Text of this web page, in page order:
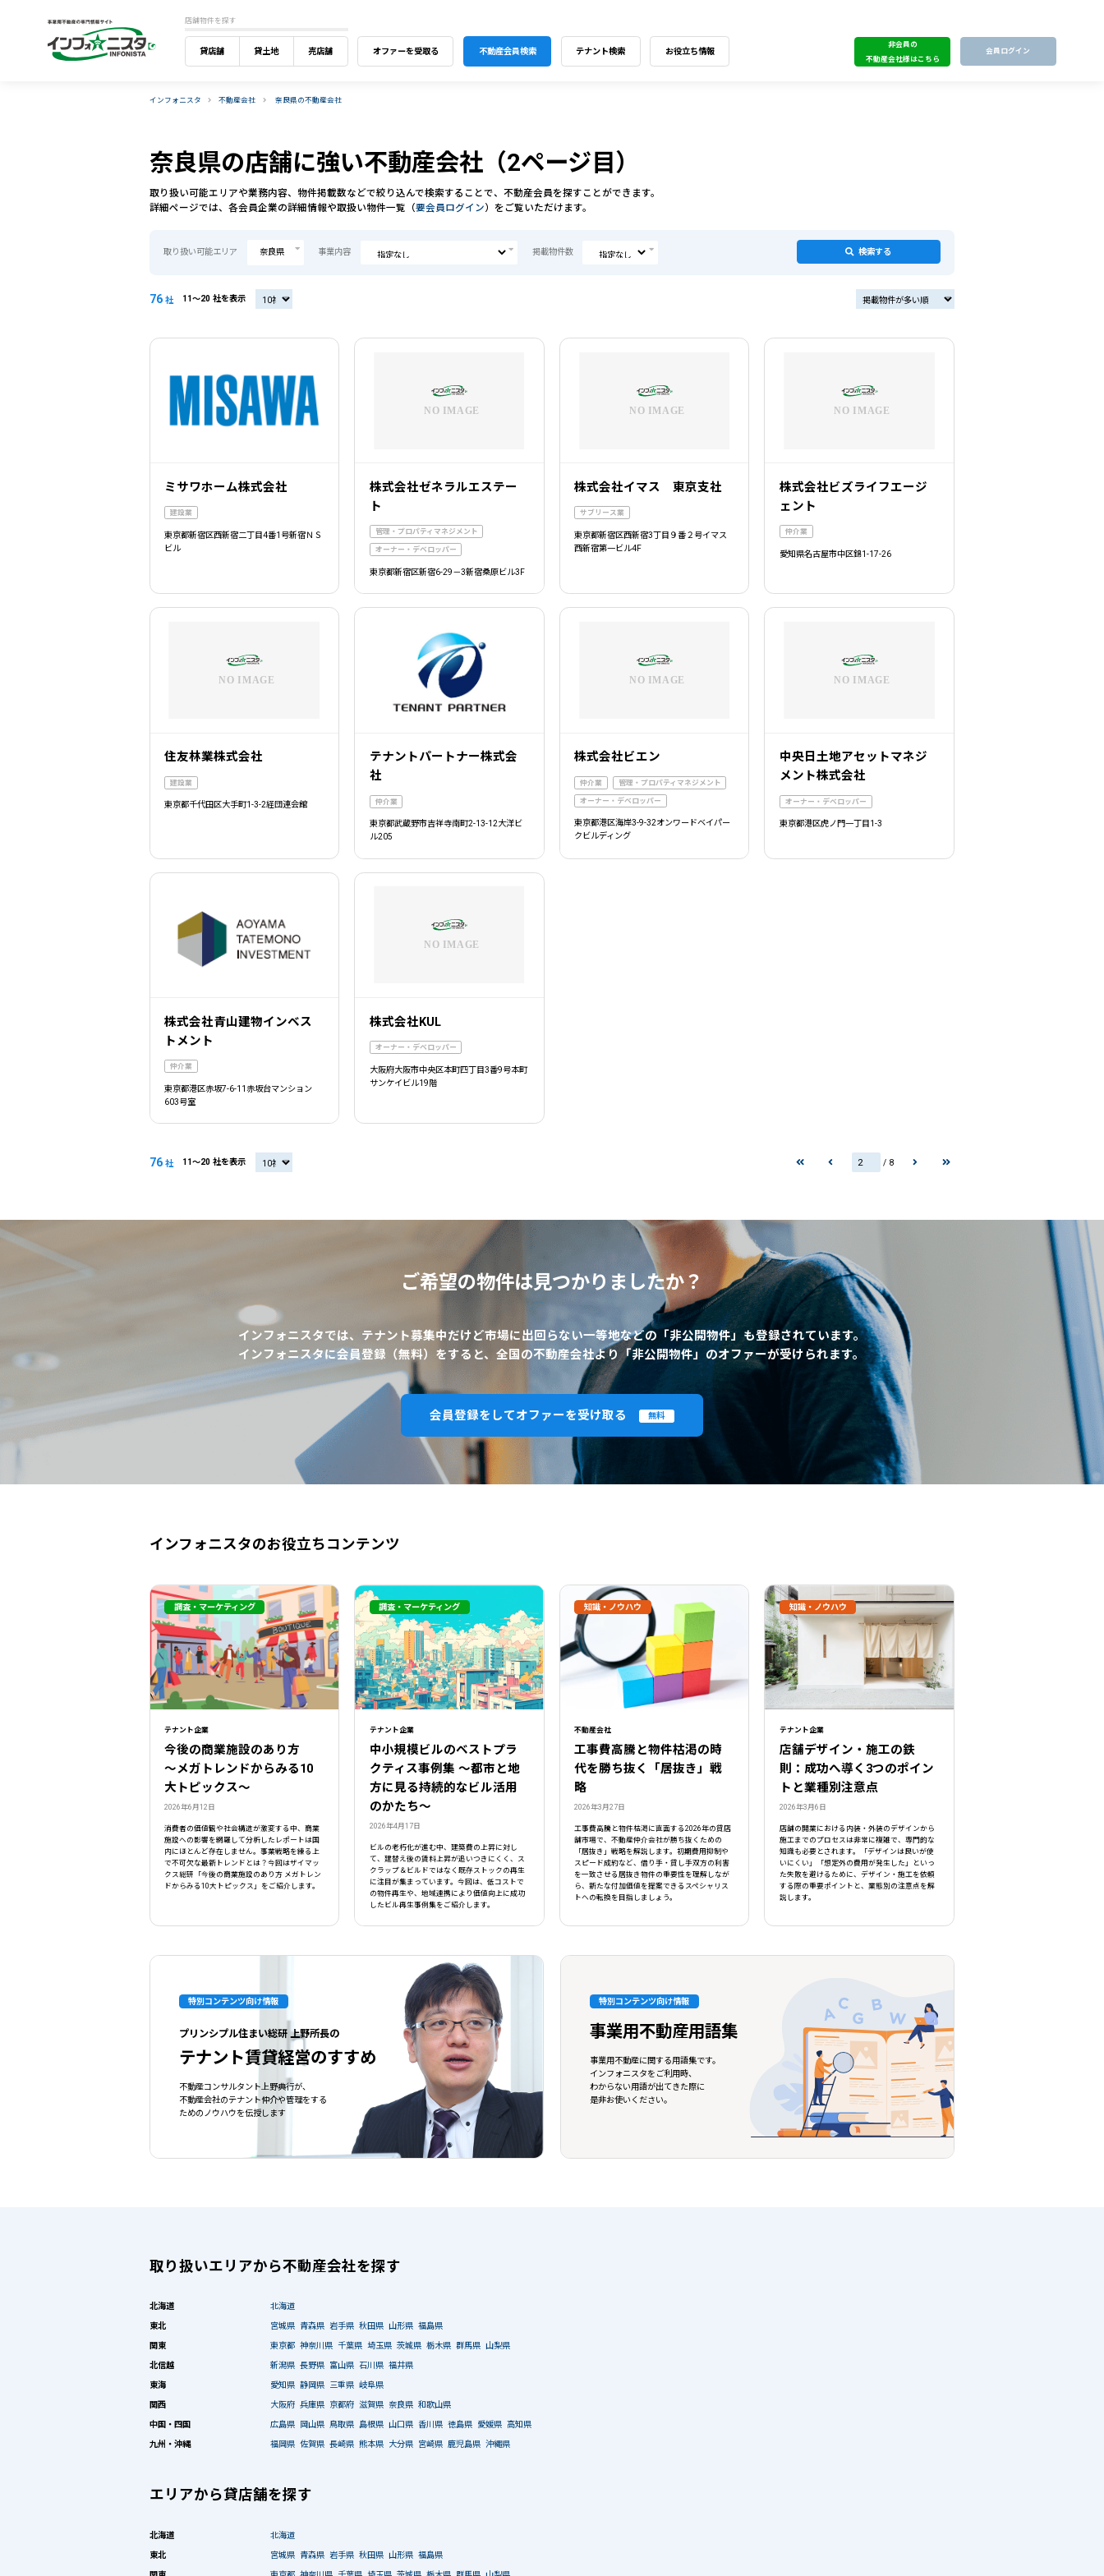
店舗物件を探す
貸店舗 貸土地 売店舗 オファーを受取る 不動産会員検索 テナント検索 お役立ち情報
非会員の
不動産会社様はこちら
会員ログイン
インフォニスタ 不動産会社 奈良県の不動産会社
奈良県の店舗に強い不動産会社（2ページ目）
取り扱い可能エリアや業務内容、物件掲載数などで絞り込んで検索することで、不動産会員を探すことができます。
詳細ページでは、各会員企業の詳細情報や取扱い物件一覧（要会員ログイン）をご覧いただけます。
取り扱い可能エリア 奈良県 事業内容 掲載物件数 検索する
76社 11〜20 社を表示 20社 掲載物件が多い順
ミサワホーム株式会社
建設業
東京都新宿区西新宿二丁目4番1号新宿ＮＳ
ビル
株式会社ゼネラルエステー
ト
管理・プロパティマネジメント
オーナー・デベロッパー
東京都新宿区新宿6-29－3新宿桑原ビル3F
株式会社イマス 東京支社
サブリース業
東京都新宿区西新宿3丁目９番２号イマス
西新宿第一ビル4F
株式会社ビズライフエージ
ェント
仲介業
愛知県名古屋市中区錦1-17-26
住友林業株式会社
建設業
東京都千代田区大手町1-3-2経団連会館
テナントパートナー株式会
社
仲介業
東京都武蔵野市吉祥寺南町2-13-12大洋ビ
ル205
株式会社ビエン
仲介業 管理・プロパティマネジメント
オーナー・デベロッパー
東京都港区海岸3-9-32オンワードベイパー
クビルディング
中央日土地アセットマネジ
メント株式会社
オーナー・デベロッパー
東京都港区虎ノ門一丁目1-3
株式会社青山建物インベス
トメント
仲介業
東京都港区赤坂7-6-11赤坂台マンション
603号室
株式会社KUL
オーナー・デベロッパー
大阪府大阪市中央区本町四丁目3番9号本町
サンケイビル19階
76社 11〜20 社を表示 20社 / 8
ご希望の物件は見つかりましたか？
インフォニスタでは、テナント募集中だけど市場に出回らない一等地などの「非公開物件」も登録されています。
インフォニスタに会員登録（無料）をすると、全国の不動産会社より「非公開物件」のオファーが受けられます。
会員登録をしてオファーを受け取る 無料
インフォニスタのお役立ちコンテンツ
テナント企業
今後の商業施設のあり方
〜メガトレンドからみる10
大トピックス〜
2026年6月12日
消費者の価値観や社会構造が激変する中、商業
施設への影響を網羅して分析したレポートは国
内にほとんど存在しません。事業戦略を練る上
で不可欠な最新トレンドとは？今回はザイマッ
クス総研「今後の商業施設のあり方 メガトレン
ドからみる10大トピックス」をご紹介します。
調査・マーケティング
テナント企業
中小規模ビルのベストプラ
クティス事例集 ～都市と地
方に見る持続的なビル活用
のかたち～
2026年4月17日
ビルの老朽化が進む中、建築費の上昇に対し
て、建替え後の賃料上昇が追いつきにくく、ス
クラップ＆ビルドではなく既存ストックの再生
に注目が集まっています。今回は、低コストで
の物件再生や、地域連携により価値向上に成功
したビル再生事例集をご紹介します。
調査・マーケティング
不動産会社
工事費高騰と物件枯渇の時
代を勝ち抜く「居抜き」戦
略
2026年3月27日
工事費高騰と物件枯渇に直面する2026年の貸店
舗市場で、不動産仲介会社が勝ち抜くための
「居抜き」戦略を解説します。初期費用抑制や
スピード成約など、借り手・貸し手双方の利害
を一致させる居抜き物件の重要性を理解しなが
ら、新たな付加価値を提案できるスペシャリス
トへの転換を目指しましょう。
知識・ノウハウ
テナント企業
店舗デザイン・施工の鉄
則：成功へ導く3つのポイン
トと業種別注意点
2026年3月6日
店舗の開業における内装・外装のデザインから
施工までのプロセスは非常に複雑で、専門的な
知識も必要とされます。「デザインは良いが使
いにくい」「想定外の費用が発生した」といっ
た失敗を避けるために、デザイン・施工を依頼
する際の重要ポイントと、業態別の注意点を解
説します。
知識・ノウハウ
特別コンテンツ向け情報
プリンシプル住まい総研 上野所長の
テナント賃貸経営のすすめ
不動産コンサルタント上野典行が、
不動産会社のテナント仲介や管理をする
ためのノウハウを伝授します
特別コンテンツ向け情報
事業用不動産用語集
事業用不動産に関する用語集です。
インフォニスタをご利用時、
わからない用語が出てきた際に
是非お使いください。
取り扱いエリアから不動産会社を探す
北海道 北海道
東北 宮城県 青森県 岩手県 秋田県 山形県 福島県
関東 東京都 神奈川県 千葉県 埼玉県 茨城県 栃木県 群馬県 山梨県
北信越 新潟県 長野県 富山県 石川県 福井県
東海 愛知県 静岡県 三重県 岐阜県
関西 大阪府 兵庫県 京都府 滋賀県 奈良県 和歌山県
中国・四国 広島県 岡山県 鳥取県 島根県 山口県 香川県 徳島県 愛媛県 高知県
九州・沖縄 福岡県 佐賀県 長崎県 熊本県 大分県 宮崎県 鹿児島県 沖縄県
エリアから貸店舗を探す
北海道 北海道
東北 宮城県 青森県 岩手県 秋田県 山形県 福島県